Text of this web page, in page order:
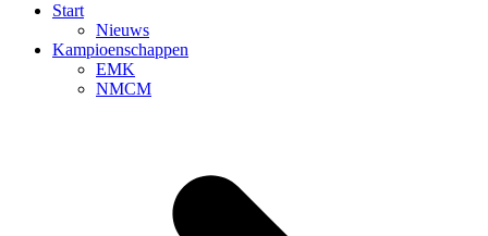
Start
Nieuws
Kampioenschappen
EMK
NMCM